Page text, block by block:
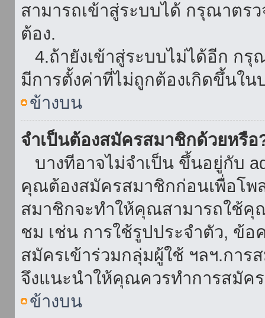
สามารถเข้าสู่ระบบได้ กรุณาตร
ต้อง.
4.ถ้ายังเข้าสู่ระบบไม่ได้อีก กรุ
มีการตั้งค่าที่ไม่ถูกต้องเกิดขึ้นใน
ข้างบน
จำเป็นต้องสมัครสมาชิกด้วยหรือ
บางทีอาจไม่จำเป็น ขึ้นอยู่กับ
คุณต้องสมัครสมาชิกก่อนเพื่อโพ
สมาชิกจะทำให้คุณสามารถใช้คุ
ชม เช่น การใช้รูปประจำตัว, ข้อ
สมัครเข้าร่วมกลุ่มผู้ใช้ ฯลฯ.การ
จึงแนะนำให้คุณควรทำการสมัค
ข้างบน